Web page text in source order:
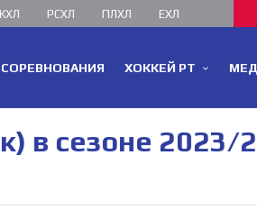
РСХЛ ПЛХЛ ЕХЛ
СОРЕВНОВАНИЯ ХОККЕЙ РТ
в сезоне 2023/